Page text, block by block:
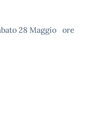
28 Maggio ore